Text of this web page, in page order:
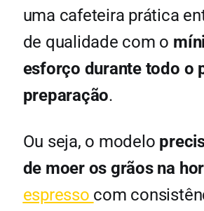
uma cafeteira prática
de qualidade com o
esforço durante todo o
preparação.
Ou seja, o modelo
de moer os grãos na
espresso com